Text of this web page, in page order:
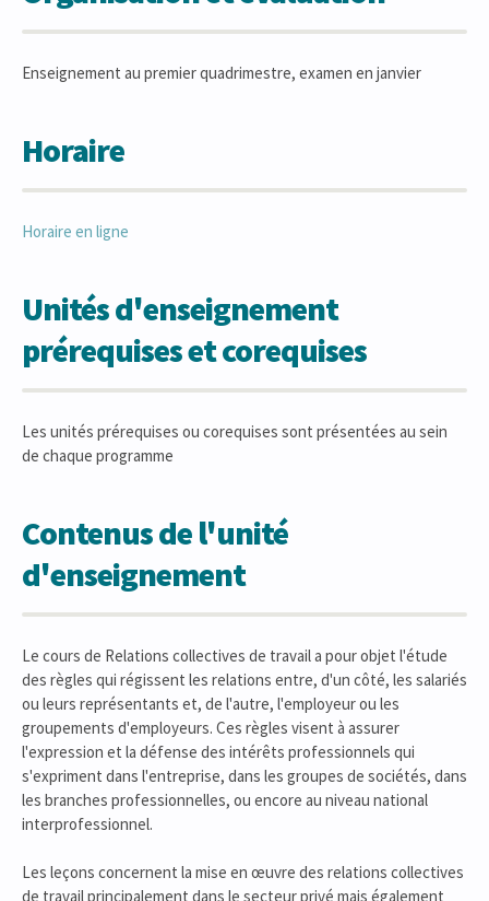
Enseignement au premier quadrimestre, examen en janvier
Horaire
Horaire en ligne
Unités d'enseignement
prérequises et corequises
Les unités prérequises ou corequises sont présentées au sein
de chaque programme
Contenus de l'unité
d'enseignement
Le cours de Relations collectives de travail a pour objet l'étude
des règles qui régissent les relations entre, d'un côté, les salariés
ou leurs représentants et, de l'autre, l'employeur ou les
groupements d'employeurs. Ces règles visent à assurer
l'expression et la défense des intérêts professionnels qui
s'expriment dans l'entreprise, dans les groupes de sociétés, dans
les branches professionnelles, ou encore au niveau national
interprofessionnel.
Les leçons concernent la mise en œuvre des relations collectives
de travail principalement dans le secteur privé mais également